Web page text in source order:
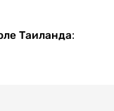
Таиланда: